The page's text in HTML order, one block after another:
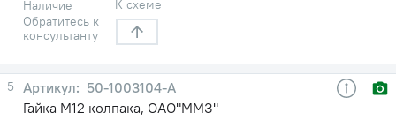
Наличие
Обратитесь к
консультанту
К схеме
5
50-1003104-А
Гайка М12 колпака, ОАО"ММЗ"